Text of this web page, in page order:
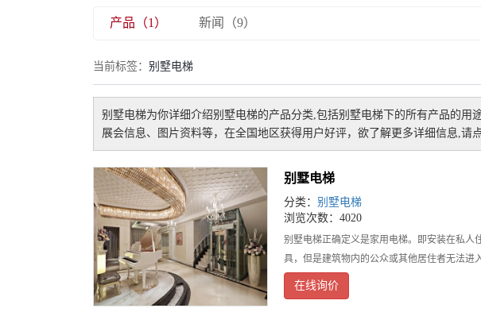
产品（1） 新闻（9）
当前标签： 别墅电梯
别墅电梯为你详细介绍别墅电梯的产品分类,包括别墅电梯 下的所有产品的用
展会信息、图片资料等，在全国地区获得用户好评，欲了解更多详细信息,请
别墅电梯
分类： 别墅电梯
浏览次数：4020
别墅电梯正确定义是家用电梯。即安装在私人
具，但是建筑物内的公众或其他居住者无法进
在线询价